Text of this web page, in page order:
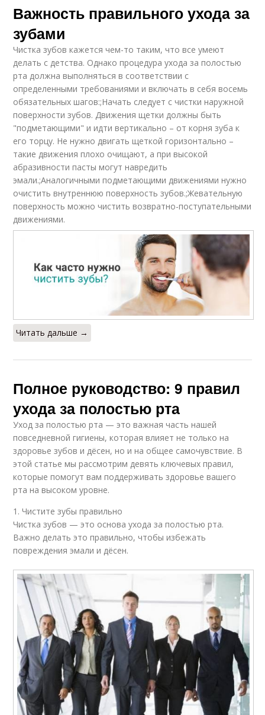
Важность правильного ухода за
зубами
Чистка зубов кажется чем-то таким, что все умеют
делать с детства. Однако процедура ухода за полостью
рта должна выполняться в соответствии с
определенными требованиями и включать в себя восемь
обязательных шагов:;Начать следует с чистки наружной
поверхности зубов. Движения щетки должны быть
"подметающими" и идти вертикально – от корня зуба к
его торцу. Не нужно двигать щеткой горизонтально –
такие движения плохо очищают, а при высокой
абразивности пасты могут навредить
эмали.;Аналогичными подметающими движениями нужно
очистить внутреннюю поверхность зубов.;Жевательную
поверхность можно чистить возвратно-поступательными
движениями.
Читать дальше →
Полное руководство: 9 правил
ухода за полостью рта
Уход за полостью рта — это важная часть нашей
повседневной гигиены, которая влияет не только на
здоровье зубов и дёсен, но и на общее самочувствие. В
этой статье мы рассмотрим девять ключевых правил,
которые помогут вам поддерживать здоровье вашего
рта на высоком уровне.
1. Чистите зубы правильно
Чистка зубов — это основа ухода за полостью рта.
Важно делать это правильно, чтобы избежать
повреждения эмали и дёсен.